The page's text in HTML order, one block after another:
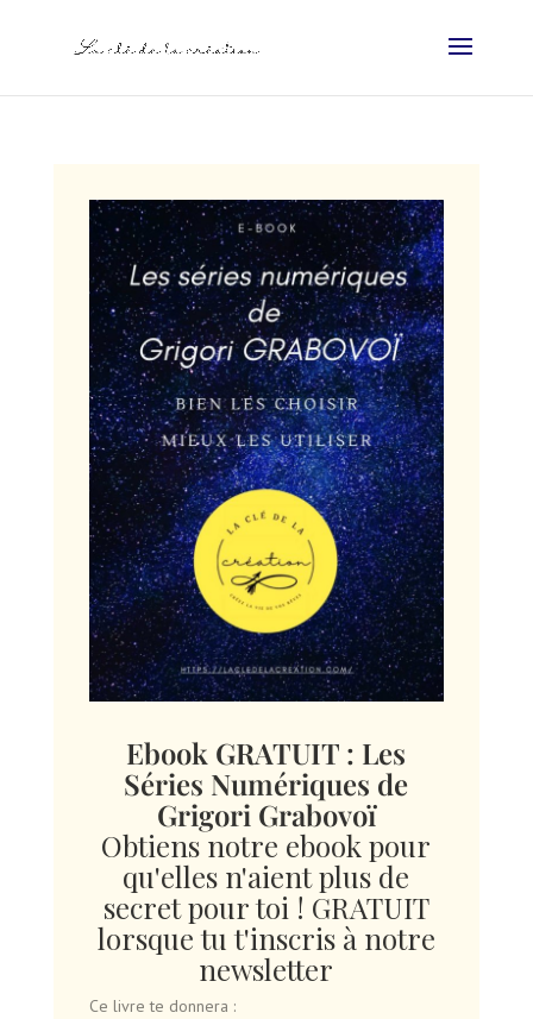
Ebook GRATUIT : Les
Séries Numériques de
Grigori Grabovoï
Obtiens notre ebook pour
qu'elles n'aient plus de
secret pour toi ! GRATUIT
lorsque tu t'inscris à notre
newsletter
Ce livre te donnera :